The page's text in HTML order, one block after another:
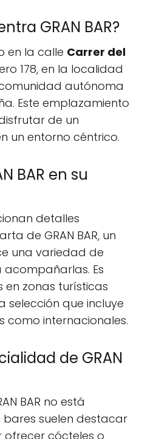
GRAN BAR?
en la calle Carrer del
178, en la localidad
autónoma
Este emplazamiento
de un
un entorno céntrico.
BAR en su
detalles
de GRAN BAR, un
una variedad de
Es
zonas turísticas
selección que incluye
como internacionales.
de GRAN
BAR no está
suelen destacar
ofrecer cócteles o